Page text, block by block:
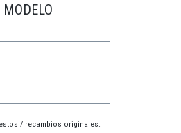
/ recambios originales.